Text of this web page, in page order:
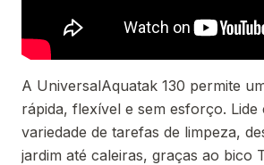
A UniversalAquatak 130 permite
rápida, flexível e sem esforço. Lide
variedade de tarefas de limpeza,
jardim até caleiras, graças ao bico